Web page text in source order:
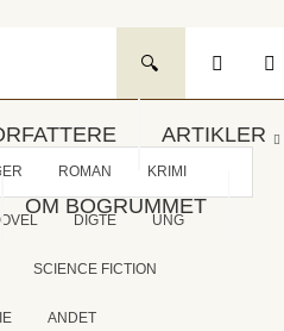
ARTIKLER
OM BOGRUMMET
ROMAN KRIMI
DIGTE UNG
SCIENCE FICTION
ANDET